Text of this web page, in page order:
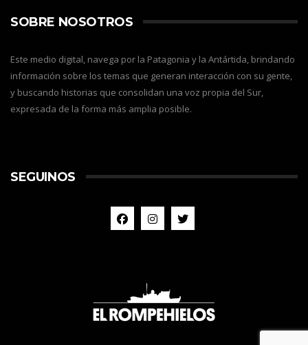
SOBRE NOSOTROS
Este medio digital, navega por la Patagonia y la Antártida, brindando
información sobre los temas que generan interacción con su gente,
y buscando historias que consolidan una voz propia del Sur,
expresada de la forma más amplia posible.
SEGUINOS